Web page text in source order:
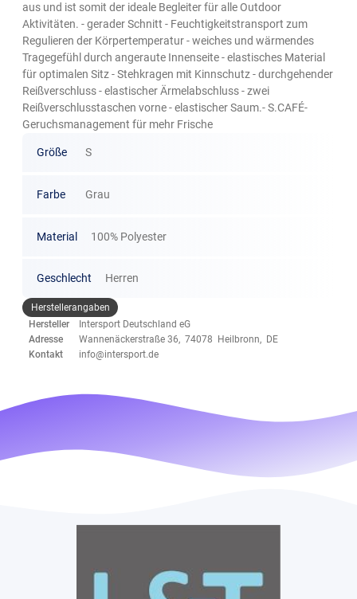
aus und ist somit der ideale Begleiter für alle Outdoor
Aktivitäten. - gerader Schnitt - Feuchtigkeitstransport zum
Regulieren der Körpertemperatur - weiches und wärmendes
Tragegefühl durch angeraute Innenseite - elastisches Material
für optimalen Sitz - Stehkragen mit Kinnschutz - durchgehender
Reißverschluss - elastischer Ärmelabschluss - zwei
Reißverschlusstaschen vorne - elastischer Saum.- S.CAFÉ-
Geruchsmanagement für mehr Frische
Größe S
Farbe Grau
Material 100% Polyester
Geschlecht Herren
Herstellerangaben
Hersteller
Intersport Deutschland eG
Adresse
Wannenäckerstraße 36, 74078 Heilbronn, DE
Kontakt
info@intersport.de